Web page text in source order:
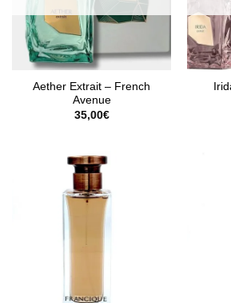
Aether Extrait – French
Avenue
35,00€